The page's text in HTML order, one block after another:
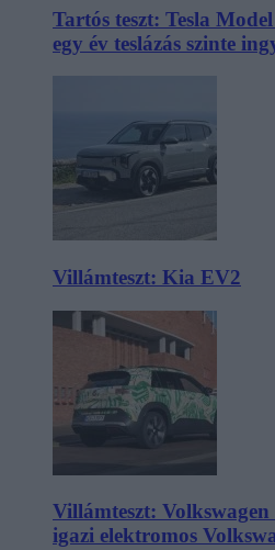
Tartós teszt: Tesla
egy év teslázás szinte
Villámteszt: Kia EV2
Villámteszt: Volkswagen
igazi elektromos